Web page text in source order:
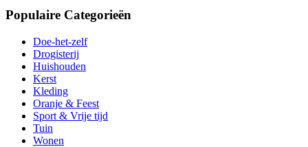
Populaire Categorieën
Doe-het-zelf
Drogisterij
Huishouden
Kerst
Kleding
Oranje & Feest
Sport & Vrije tijd
Tuin
Wonen